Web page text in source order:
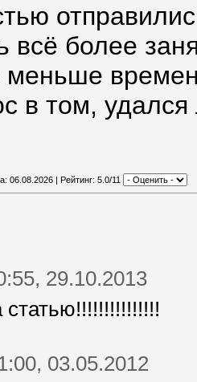
всё более
меньше
в том,
06.08.2026 | Рейтинг: 5.0/11
29.10.2013
03.05.2012